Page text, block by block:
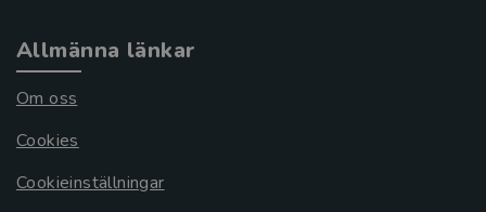
Allmänna länkar
Om oss
Cookies
Cookieinställningar